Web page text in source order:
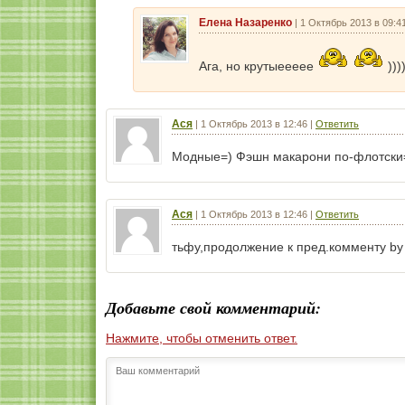
Елена Назаренко | 1 Октябрь 2013 в
Ага, но крутыеееее ))))
Ася | 1 Октябрь 2013 в 12:46 | Ответить
Модные=) Фэшн макарони по-
Ася | 1 Октябрь 2013 в 12:46 | Ответить
тьфу,продолжение к пред.комменту
Добавьте свой комментарий:
Нажмите, чтобы отменить ответ.